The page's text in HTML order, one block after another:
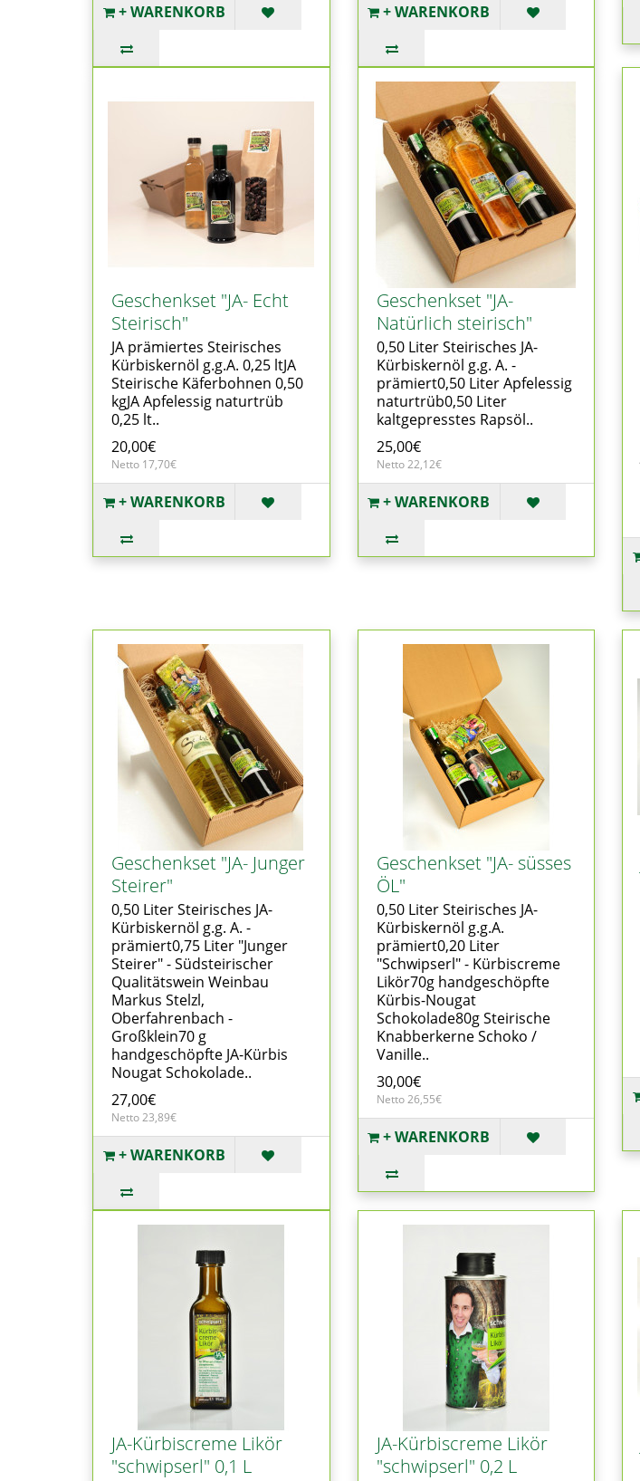
+ WARENKORB + WARENKORB
Geschenkset "JA- Echt
Steirisch"
JA prämiertes Steirisches
Kürbiskernöl g.g.A. 0,25 ltJA
Steirische Käferbohnen 0,50
kgJA Apfelessig naturtrüb
0,25 lt..
20,00€
Netto 17,70€
+ WARENKORB
Geschenkset "JA-
Natürlich steirisch"
0,50 Liter Steirisches JA-
Kürbiskernöl g.g. A. -
prämiert0,50 Liter Apfelessig
naturtrüb0,50 Liter
kaltgepresstes Rapsöl..
25,00€
Netto 22,12€
+ WARENKORB
Geschenkset "JA- Junger
Steirer"
0,50 Liter Steirisches JA-
Kürbiskernöl g.g. A. -
prämiert0,75 Liter "Junger
Steirer" - Südsteirischer
Qualitätswein Weinbau
Markus Stelzl,
Oberfahrenbach -
Großklein70 g
handgeschöpfte JA-Kürbis
Nougat Schokolade..
27,00€
Netto 23,89€
+ WARENKORB
Geschenkset "JA- süsses
ÖL"
0,50 Liter Steirisches JA-
Kürbiskernöl g.g.A.
prämiert0,20 Liter
"Schwipserl" - Kürbiscreme
Likör70g handgeschöpfte
Kürbis-Nougat
Schokolade80g Steirische
Knabberkerne Schoko /
Vanille..
30,00€
Netto 26,55€
+ WARENKORB
JA-Kürbiscreme Likör
"schwipserl" 0,1 L
JA-Kürbiscreme Likör
"schwipserl" 0,2 L